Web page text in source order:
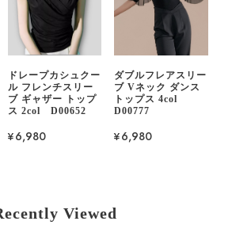
ドレープカシュクー
ル フレンチスリー
ブ ギャザー トップ
ス 2col D00652
¥6,980
ダブルフレアスリー
ブ Vネック ダンス
トップス 4col
D00777
¥6,980
Viewed